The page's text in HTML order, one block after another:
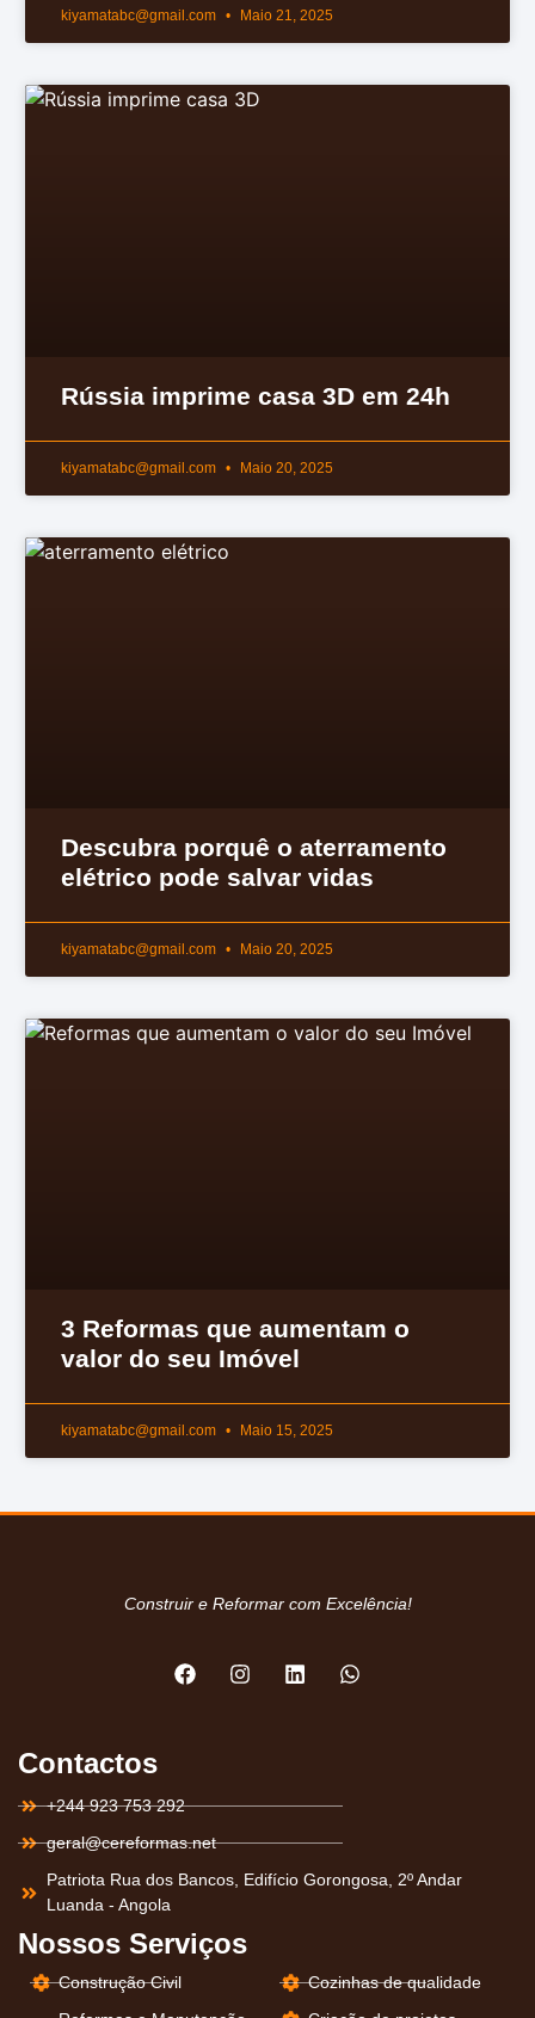
kiyamatabc@gmail.com Maio 21, 2025
Rússia imprime casa 3D em 24h
kiyamatabc@gmail.com Maio 20, 2025
Descubra porquê o aterramento
elétrico pode salvar vidas
kiyamatabc@gmail.com Maio 20, 2025
3 Reformas que aumentam o
valor do seu Imóvel
kiyamatabc@gmail.com Maio 15, 2025
Construir e Reformar com Excelência!
Contactos
+244 923 753 292
geral@cereformas.net
Patriota Rua dos Bancos, Edifício Gorongosa, 2º Andar
Luanda - Angola
Nossos Serviços
Construção Civil
Cozinhas de qualidade